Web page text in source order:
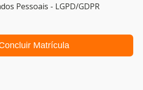
Pessoais - LGPD/GDPR
Matrícula